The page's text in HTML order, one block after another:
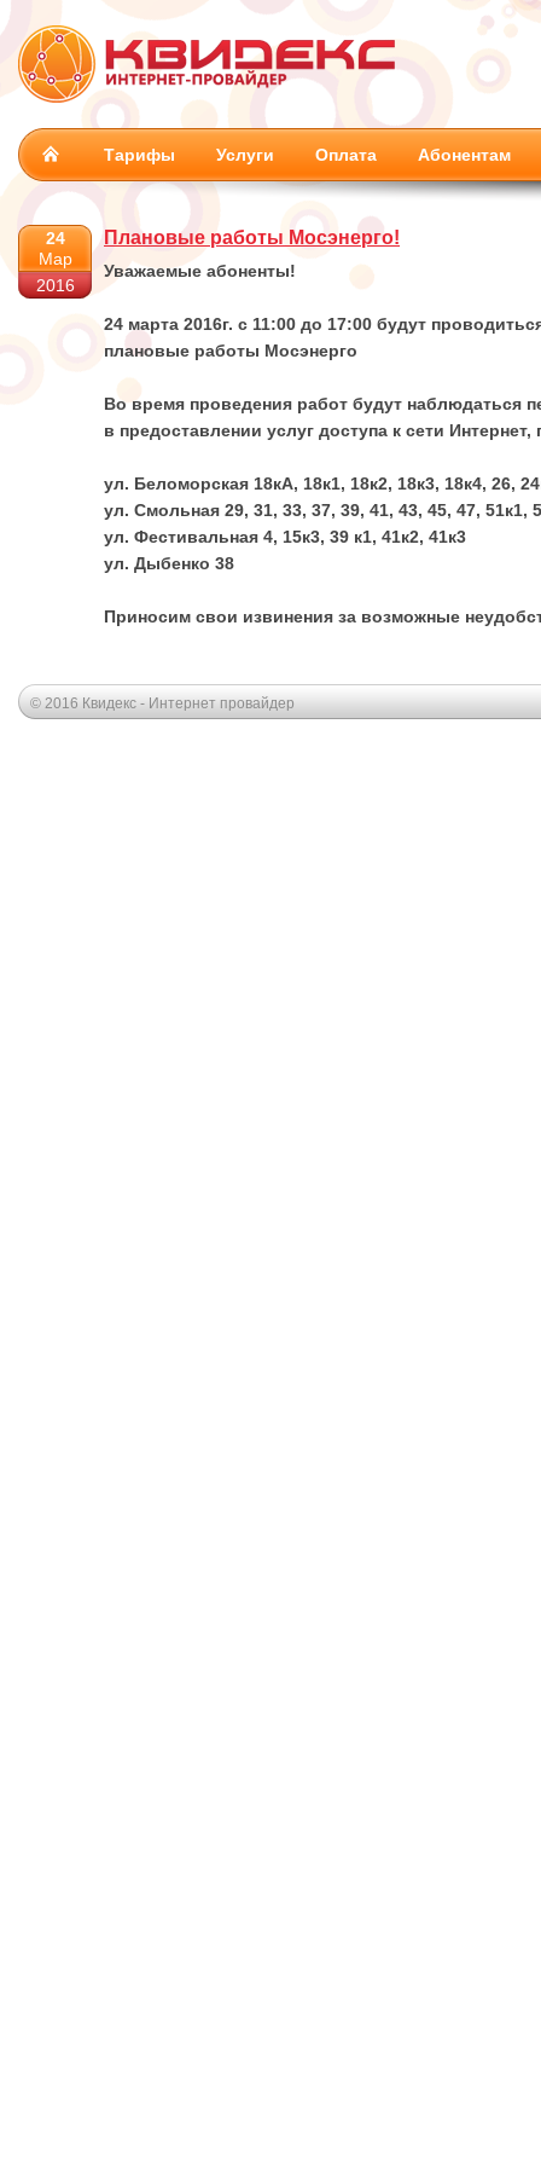
Тарифы Услуги Оплата Абонентам
24
Мар
2016
Плановые работы Мосэнерго!
Уважаемые абоненты!
24 марта 2016г. с 11:00 до 17:00 будут
плановые работы Мосэнерго
Во время проведения работ будут наблюдаться
в предоставлении услуг доступа к сети
ул. Беломорская 18кА, 18к1, 18к2, 18к3, 18к4, 26,
ул. Смольная 29, 31, 33, 37, 39, 41, 43, 45, 47, 51к1,
ул. Фестивальная 4, 15к3, 39 к1, 41к2, 41к3
ул. Дыбенко 38
Приносим свои извинения за возможные
© 2016 Квидекс - Интернет провайдер